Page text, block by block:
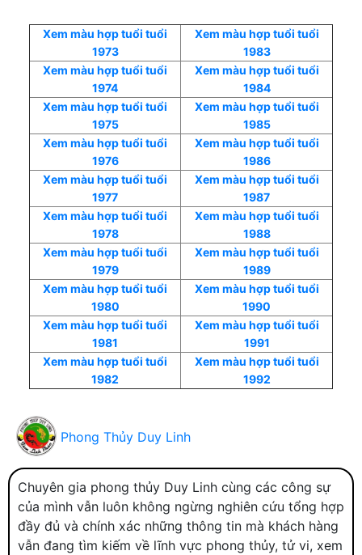
Xem màu hợp tuổi tuổi
1973
Xem màu hợp tuổi tuổi
1983
Xem màu hợp tuổi tuổi
1974
Xem màu hợp tuổi tuổi
1984
Xem màu hợp tuổi tuổi
1975
Xem màu hợp tuổi tuổi
1985
Xem màu hợp tuổi tuổi
1976
Xem màu hợp tuổi tuổi
1986
Xem màu hợp tuổi tuổi
1977
Xem màu hợp tuổi tuổi
1987
Xem màu hợp tuổi tuổi
1978
Xem màu hợp tuổi tuổi
1988
Xem màu hợp tuổi tuổi
1979
Xem màu hợp tuổi tuổi
1989
Xem màu hợp tuổi tuổi
1980
Xem màu hợp tuổi tuổi
1990
Xem màu hợp tuổi tuổi
1981
Xem màu hợp tuổi tuổi
1991
Xem màu hợp tuổi tuổi
1982
Xem màu hợp tuổi tuổi
1992
Phong Thủy Duy Linh
Chuyên gia phong thủy Duy Linh cùng các công sự
của mình vẫn luôn không ngừng nghiên cứu tổng hợp
đầy đủ và chính xác những thông tin mà khách hàng
vẫn đang tìm kiếm về lĩnh vực phong thủy, tử vi, xem